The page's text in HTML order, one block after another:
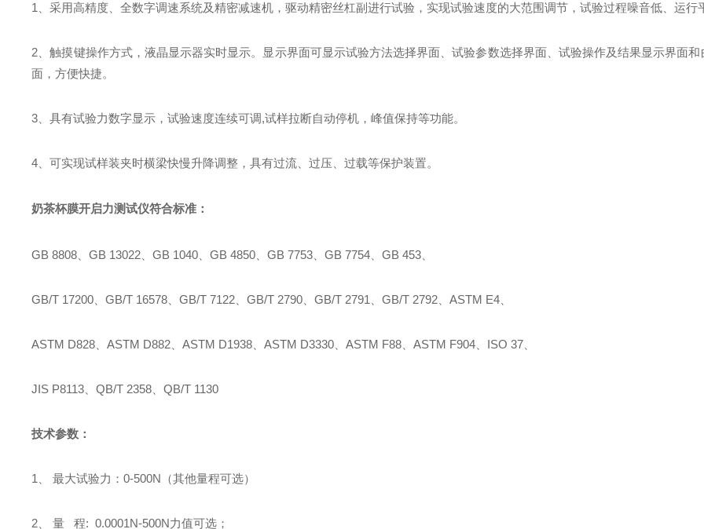
1 、采用高精度、全数字调速系统及精密减速机，驱动精密丝杠副进行试验，实现试验速度的大范围调节，试验过程噪音低、运行
2 、触摸键操作方式，液晶显示器实时显示。显示界面可显示试验方法选择界面、试验参数选择界面、试验操作及结果显示界面
面，方便快捷。
3 、具有试验力数字显示，试验速度连续可调,试样拉断自动停机，峰值保持等功能。
4 、可实现试样装夹时横梁快慢升降调整，具有过流、过压、过载等保护装置。
奶茶杯膜开启力测试仪符合标准：
GB 8808 、GB 13022 、GB 1040 、GB 4850 、GB 7753 、GB 7754 、GB 453
GB/T 17200 、GB/T 16578 、GB/T 7122 、GB/T 2790 、GB/T 2791 、GB/T 2792 、ASTM E4
ASTM D828 、ASTM D882 、ASTM D1938 、ASTM D3330 、ASTM F88 、ASTM F904 ISO 37
JIS P8113 、QB/T 2358 、QB/T 1130
技术参数：
1 最大试验力：0-500N （其他量程可选）
2 量 程: 0.0001N-500N力值可选；